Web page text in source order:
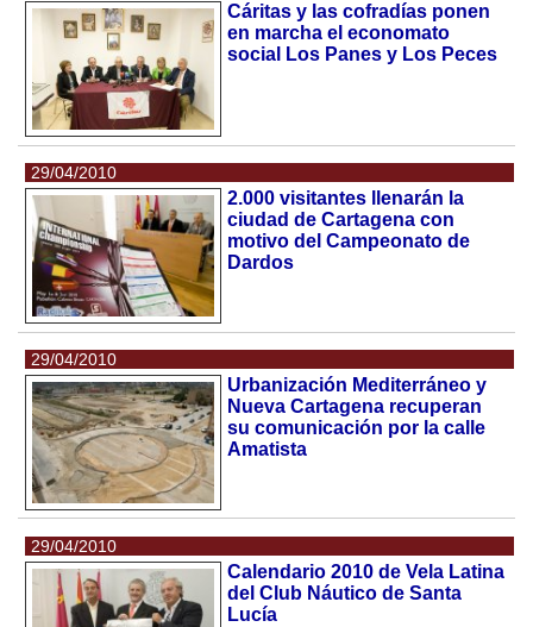
Cáritas y las cofradías ponen
en marcha el economato
social Los Panes y Los Peces
29/04/2010
2.000 visitantes llenarán la
ciudad de Cartagena con
motivo del Campeonato de
Dardos
29/04/2010
Urbanización Mediterráneo y
Nueva Cartagena recuperan
su comunicación por la calle
Amatista
29/04/2010
Calendario 2010 de Vela Latina
del Club Náutico de Santa
Lucía